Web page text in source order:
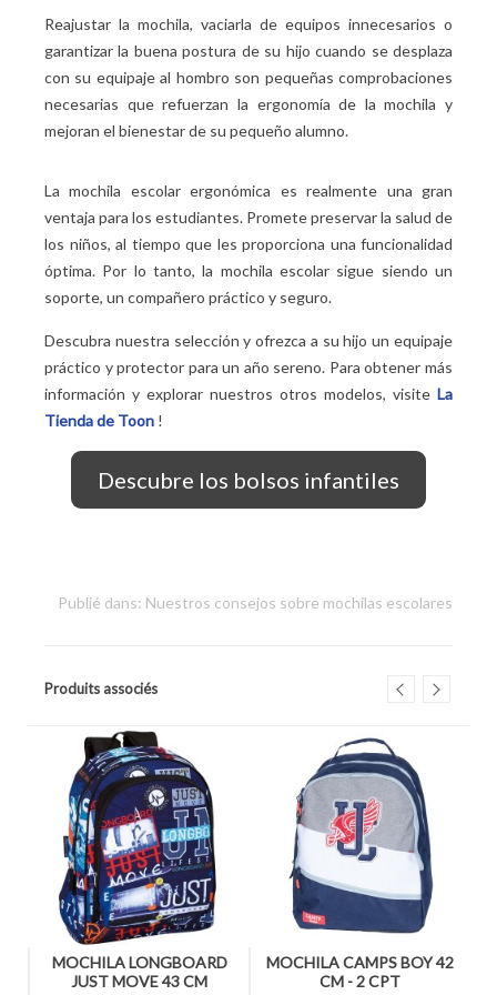
Reajustar la mochila, vaciarla de equipos innecesarios o
garantizar la buena postura de su hijo cuando se desplaza
con su equipaje al hombro son pequeñas comprobaciones
necesarias que refuerzan la ergonomía de la mochila y
mejoran el bienestar de su pequeño alumno.
La mochila escolar ergonómica es realmente una gran
ventaja para los estudiantes. Promete preservar la salud de
los niños, al tiempo que les proporciona una funcionalidad
óptima. Por lo tanto, la mochila escolar sigue siendo un
soporte, un compañero práctico y seguro.
Descubra nuestra selección y ofrezca a su hijo un equipaje
práctico y protector para un año sereno. Para obtener más
información y explorar nuestros otros modelos, visite La
Tienda de Toon !
Descubre los bolsos infantiles
Publié dans: Nuestros consejos sobre mochilas escolares
Produits associés
MOCHILA LONGBOARD
JUST MOVE 43 CM
MOCHILA CAMPS BOY 42
CM - 2 CPT